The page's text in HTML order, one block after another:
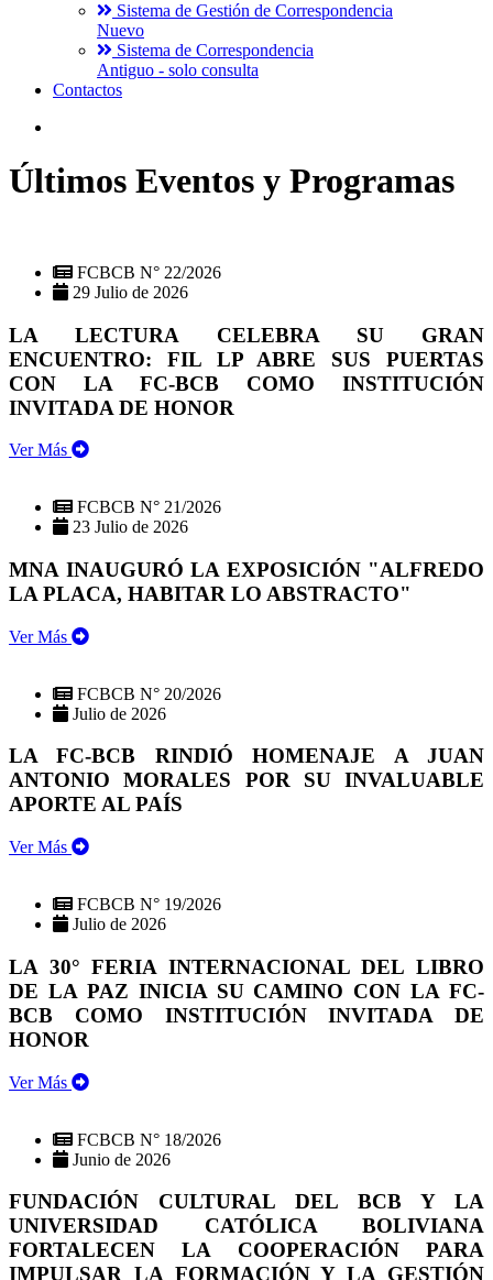
Sistema de Gestión de Correspondencia
Nuevo
Sistema de Correspondencia
Antiguo - solo consulta
Contactos
Últimos Eventos y Programas
FCBCB N° 22/2026
29 Julio de 2026
LA LECTURA CELEBRA SU GRAN
ENCUENTRO: FIL LP ABRE SUS PUERTAS
CON LA FC-BCB COMO INSTITUCIÓN
INVITADA DE HONOR
Ver Más
FCBCB N° 21/2026
23 Julio de 2026
MNA INAUGURÓ LA EXPOSICIÓN "ALFREDO
LA PLACA, HABITAR LO ABSTRACTO"
Ver Más
FCBCB N° 20/2026
Julio de 2026
LA FC-BCB RINDIÓ HOMENAJE A JUAN
ANTONIO MORALES POR SU INVALUABLE
APORTE AL PAÍS
Ver Más
FCBCB N° 19/2026
Julio de 2026
LA 30° FERIA INTERNACIONAL DEL LIBRO
DE LA PAZ INICIA SU CAMINO CON LA FC-
BCB COMO INSTITUCIÓN INVITADA DE
HONOR
Ver Más
FCBCB N° 18/2026
Junio de 2026
FUNDACIÓN CULTURAL DEL BCB Y LA
UNIVERSIDAD CATÓLICA BOLIVIANA
FORTALECEN LA COOPERACIÓN PARA
IMPULSAR LA FORMACIÓN Y LA GESTIÓN